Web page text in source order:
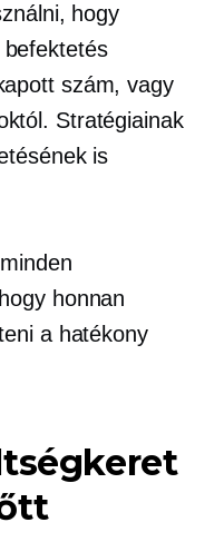
hogy
szám, vagy
Stratégiainak
is
honnan
a hatékony